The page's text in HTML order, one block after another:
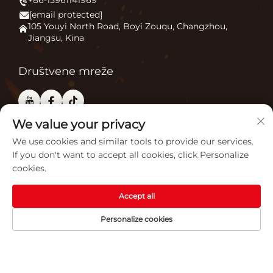
Novice
Primjena
Često Postavljana Pitanja
Kamin na otvorenom
Peć za pizzu
[email protected]
105 Youyi North Road, Boyi Zouqu, Changzhou,
Jiangsu, Kina
Društvene mreže
Kooperativni partner
Povezane certifikacije
We value your privacy
We use cookies and similar tools to provide our services.
If you don't want to accept all cookies, click Personalize
cookies.
Personalize cookies
Accept all